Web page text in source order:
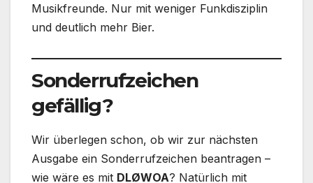
Musikfreunde. Nur mit weniger Funkdisziplin
und deutlich mehr Bier.
Sonderrufzeichen
gefällig?
Wir überlegen schon, ob wir zur nächsten
Ausgabe ein Sonderrufzeichen beantragen –
wie wäre es mit DLØWOA? Natürlich mit